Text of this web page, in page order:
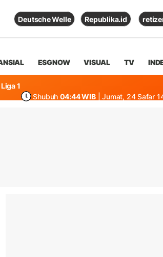
Deutsche Welle Republika.id
ESGNOW VISUAL TV
Liga 1
Shubuh 04:44 WIB | Jumat, 24 Safar